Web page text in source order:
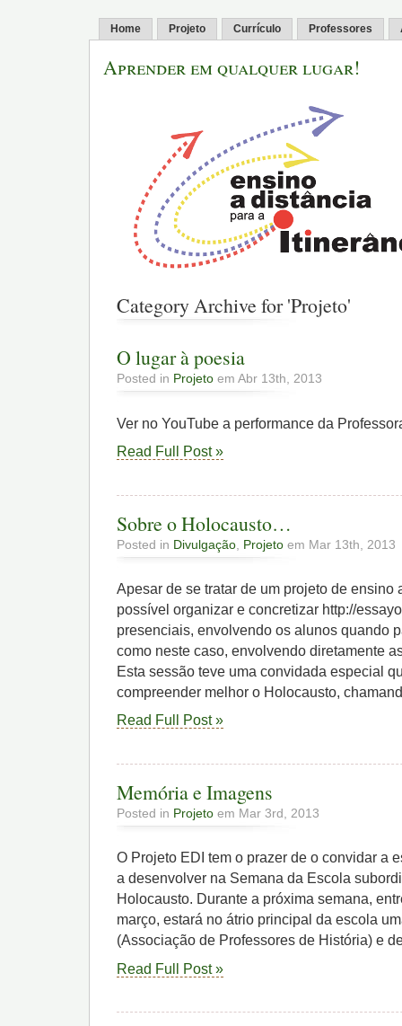
Home Projeto Currículo Professores
Aprender em qualquer lugar!
Category Archive for 'Projeto'
O lugar à poesia
Posted in Projeto em Abr 13th, 2013
Ver no YouTube a performance da
Read Full Post »
Sobre o Holocausto…
Posted in Divulgação Projeto em Mar 13th, 2013
Apesar de se tratar de um projeto de ensino
possível organizar e concretizar http://
presenciais, envolvendo os alunos quando
como neste caso, envolvendo diretamente
Esta sessão teve uma convidada especial
compreender melhor o Holocausto,
Read Full Post »
Memória e Imagens
Posted in Projeto em Mar 3rd, 2013
O Projeto EDI tem o prazer de o convidar a
a desenvolver na Semana da Escola
Holocausto. Durante a próxima semana,
março, estará no átrio principal da escola
(Associação de Professores de História) e
Read Full Post »